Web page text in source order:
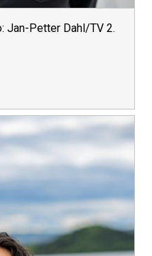
Jan-Petter Dahl/TV 2.